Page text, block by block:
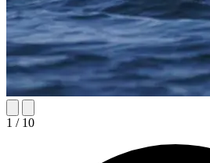
1 / 10